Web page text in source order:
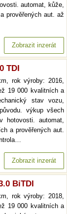
automat, kůže,
prověřených aut. až
Zobrazit inzerát
TDI
rok výroby: 2016,
19 000 kvalitních a
stav vozu,
výkup všech
hotovosti. automat,
a prověřených aut.
Zobrazit inzerát
BiTDI
rok výroby: 2018,
19 000 kvalitních a